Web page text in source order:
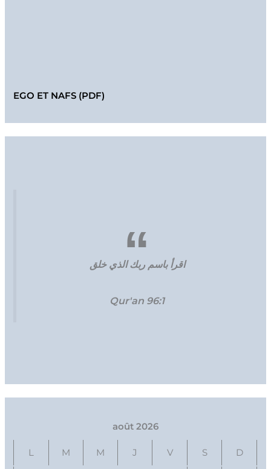
EGO ET NAFS (PDF)
اقرأ باسم ربك الذي خلق
Qur'an 96:1
août 2026
L M M J V S D